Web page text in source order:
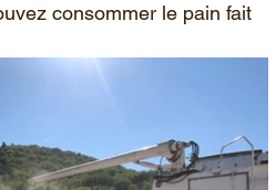
consommer le pain fait